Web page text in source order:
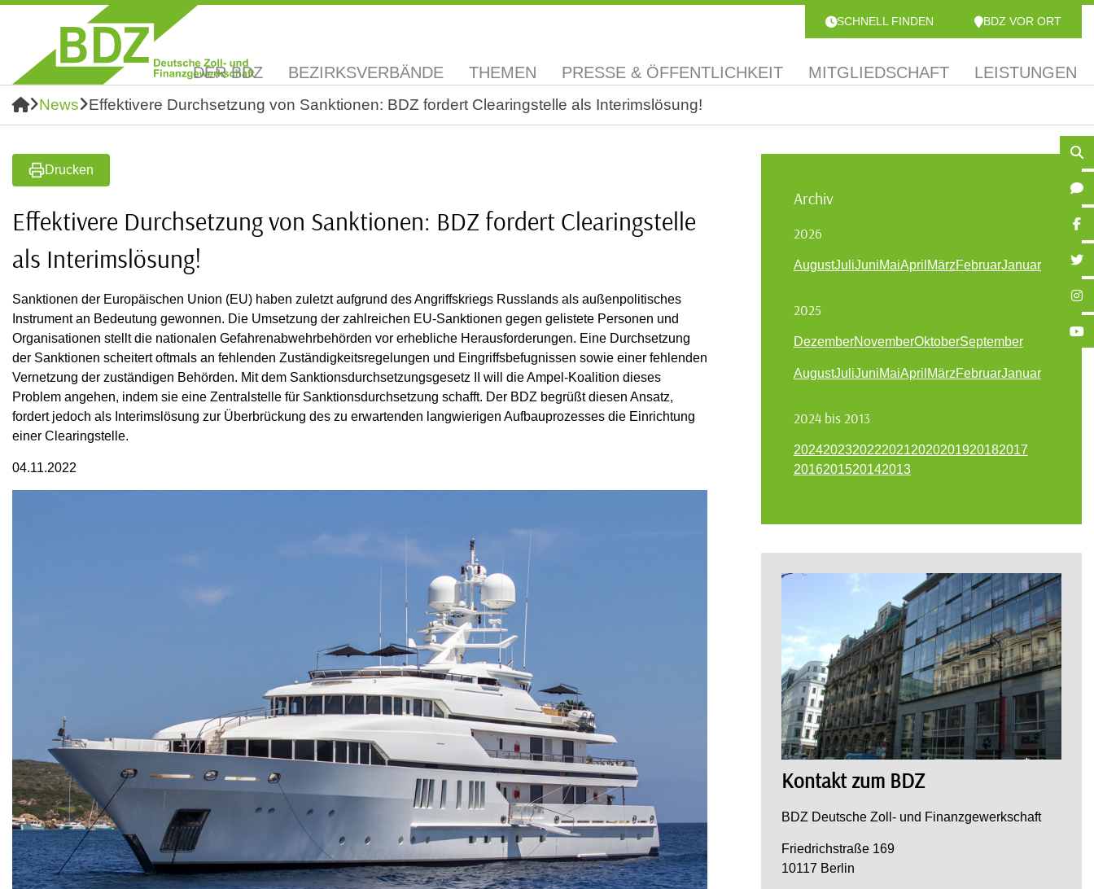
SCHNELL FINDEN BDZ VOR ORT
DER BDZ BEZIRKSVERBÄNDE THEMEN PRESSE & ÖFFENTLICHKEIT MITGLIEDSCHAFT LEISTUNGEN
News Effektivere Durchsetzung von Sanktionen: BDZ fordert Clearingstelle als Interimslösung!
Drucken
Effektivere Durchsetzung von Sanktionen: BDZ fordert Clearingstelle
als Interimslösung!
Sanktionen der Europäischen Union (EU) haben zuletzt aufgrund des Angriffskriegs Russlands als außenpolitisches
Instrument an Bedeutung gewonnen. Die Umsetzung der zahlreichen EU-Sanktionen gegen gelistete Personen und
Organisationen stellt die nationalen Gefahrenabwehrbehörden vor erhebliche Herausforderungen. Eine Durchsetzung
der Sanktionen scheitert oftmals an fehlenden Zuständigkeitsregelungen und Eingriffsbefugnissen sowie einer fehlenden
Vernetzung der zuständigen Behörden. Mit dem Sanktionsdurchsetzungsgesetz II will die Ampel-Koalition dieses
Problem angehen, indem sie eine Zentralstelle für Sanktionsdurchsetzung schafft. Der BDZ begrüßt diesen Ansatz,
fordert jedoch als Interimslösung zur Überbrückung des zu erwartenden langwierigen Aufbauprozesses die Einrichtung
einer Clearingstelle.
04.11.2022
Archiv
2026
AugustJuliJuniMaiApril MärzFebruarJanuar
2025
DezemberNovemberOktoberSeptember
AugustJuliJuniMaiApril MärzFebruarJanuar
2024 bis 2013
20242023202220212020201920182017
2016201520142013
Kontakt zum BDZ
BDZ Deutsche Zoll- und Finanzgewerkschaft
Friedrichstraße 169
10117 Berlin